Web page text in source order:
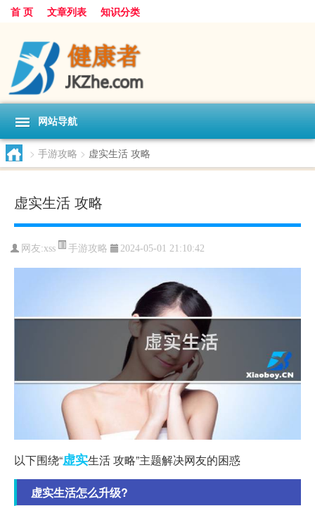
首 页 文章列表 知识分类
网站导航
> 手游攻略 > 虚实生活 攻略
虚实生活 攻略
网友:xss 手游攻略 2024-05-01 21:10:42
以下围绕“虚实生活 攻略”主题解决网友的困惑
虚实生活怎么升级?